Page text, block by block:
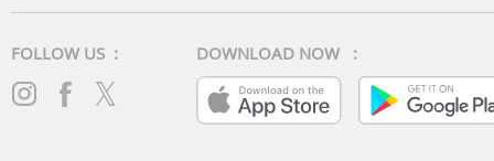
FOLLOW US : DOWNLOAD NOW :